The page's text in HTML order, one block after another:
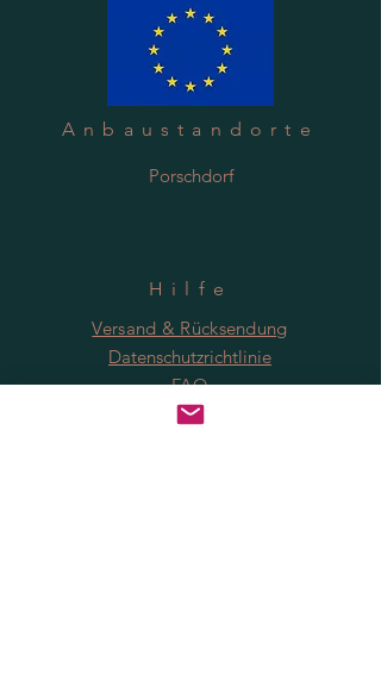
Anbaustandorte
Porschdorf
Hilfe
Versand & Rücksendung
Datenschutzrichtlinie
FAQ